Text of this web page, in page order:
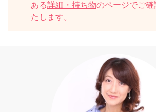
ある詳細・持ち物のページでご
たします。